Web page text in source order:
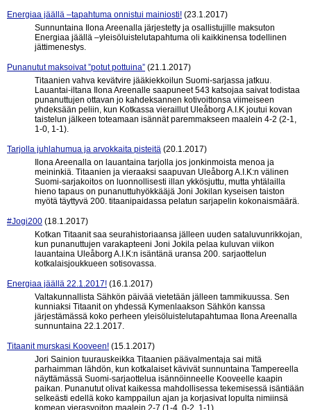
Energiaa jäällä –tapahtuma onnistui mainiosti! (23.1.2017)
Sunnuntaina Ilona Areenalla järjestetty ja osallistujille maksuton
Energiaa jäällä –yleisöluistelutapahtuma oli kaikkinensa todellinen
jättimenestys.
Punanutut maksoivat ”potut pottuina” (21.1.2017)
Titaanien vahva kevätvire jääkiekkoilun Suomi-sarjassa jatkuu.
Lauantai-iltana Ilona Areenalle saapuneet 543 katsojaa saivat todistaa
punanuttujen ottavan jo kahdeksannen kotivoittonsa viimeiseen
yhdeksään peliin, kun Kotkassa vieraillut Uleåborg A.I.K joutui kovan
taistelun jälkeen toteamaan isännät paremmakseen maalein 4-2 (2-1,
1-0, 1-1).
Tarjolla juhlahumua ja arvokkaita pisteitä (20.1.2017)
Ilona Areenalla on lauantaina tarjolla jos jonkinmoista menoa ja
meininkiä. Titaanien ja vieraaksi saapuvan Uleåborg A.I.K:n välinen
Suomi-sarjakoitos on luonnollisesti illan ykkösjuttu, mutta yhtälailla
hieno tapaus on punanuttuhyökkääjä Joni Jokilan kyseisen taiston
myötä täyttyvä 200. titaanipaidassa pelatun sarjapelin kokonaismäärä.
#Jogi200 (18.1.2017)
Kotkan Titaanit saa seurahistoriaansa jälleen uuden sataluvunrikkojan,
kun punanuttujen varakapteeni Joni Jokila pelaa kuluvan viikon
lauantaina Uleåborg A.I.K:n isäntänä uransa 200. sarjaottelun
kotkalaisjoukkueen sotisovassa.
Energiaa jäällä 22.1.2017! (16.1.2017)
Valtakunnallista Sähkön päivää vietetään jälleen tammikuussa. Sen
kunniaksi Titaanit on yhdessä Kymenlaakson Sähkön kanssa
järjestämässä koko perheen yleisöluistelutapahtumaa Ilona Areenalla
sunnuntaina 22.1.2017.
Titaanit murskasi Kooveen! (15.1.2017)
Jori Sainion tuurauskeikka Titaanien päävalmentaja sai mitä
parhaimman lähdön, kun kotkalaiset kävivät sunnuntaina Tampereella
näyttämässä Suomi-sarjaottelua isännöinneelle Kooveelle kaapin
paikan. Punanutut olivat kaikessa mahdollisessa tekemisessä isäntiään
selkeästi edellä koko kamppailun ajan ja korjasivat lopulta nimiinsä
komean vierasvoiton maalein 2-7 (1-4, 0-2, 1-1).